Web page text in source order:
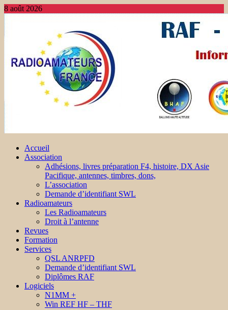
8 août 2026
Accueil
Association
Adhésions, livres préparation F4, histoire, DX Asie
Pacifique, antennes, timbres, dons,
L’association
Demande d’identifiant SWL
Radioamateurs
Les Radioamateurs
Droit à l’antenne
Revues
Formation
Services
QSL ANRPFD
Demande d’identifiant SWL
Diplômes RAF
Logiciels
N1MM +
Win REF HF – THF